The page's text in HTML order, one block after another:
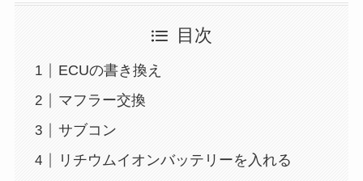
目次
ECUの書き換え
マフラー交換
サブコン
リチウムイオンバッテリーを入れる